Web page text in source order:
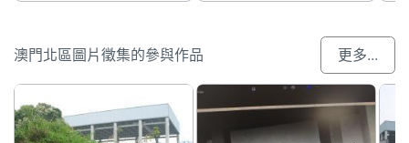
澳門北區圖片徵集的參與作品 更多...